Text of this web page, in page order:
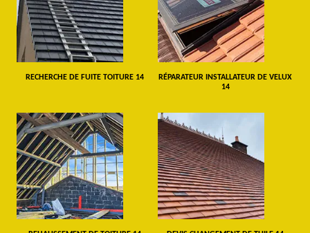
RECHERCHE DE FUITE TOITURE 14
RÉPARATEUR INSTALLATEUR DE VELUX
14